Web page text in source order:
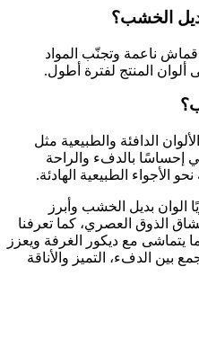
الخشب؟
ناعمة وتجنّب المواد
ألوان المنتج لفترة أطول.
الدافئة والطبيعية مثل
إحساسًا بالدفء والراحة
الأجواء الطبيعية الهادئة.
الوان بديل الخشب وأبرز
الذوق العصري، كما تعرفنا
يتماشى مع ديكور الغرفة ويعزز
بين الدفء، التميز والأناقة